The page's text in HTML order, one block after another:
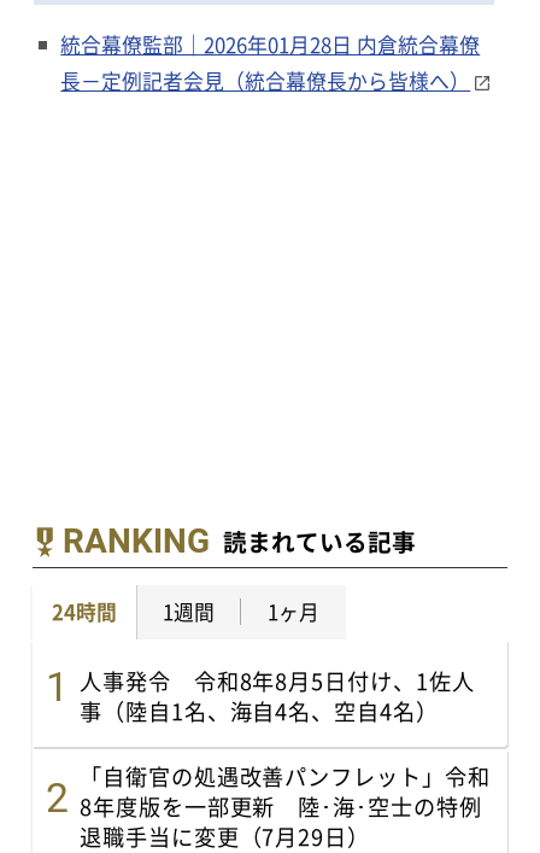
統合幕僚監部｜2026年01月28日 内倉統合幕僚
長－定例記者会見（統合幕僚長から皆様へ）
RANKING 読まれている記事
24時間 1週間 1ヶ月
人事発令 令和8年8月5日付け、1佐人
事（陸自1名、海自4名、空自4名）
「自衛官の処遇改善パンフレット」令和
8年度版を一部更新 陸･海･空士の特例
退職手当に変更（7月29日）